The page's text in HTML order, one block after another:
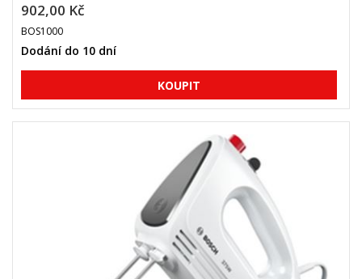
902,00 Kč
BOS1000
Dodání do 10 dní